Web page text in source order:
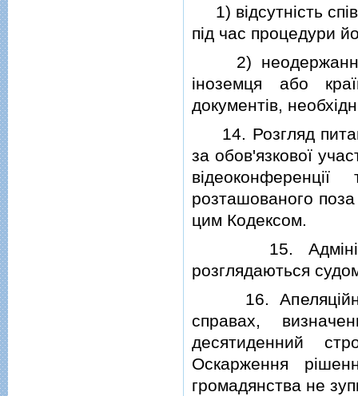
1) вiдсутнiсть
пiд час процедури
2) неодержання
iноземця або
документiв,
14. Розгляд
за обов'язкової
розташованого
цим Кодексом.
15.
розглядаються
16. Апеляцiйнi
справах,
десятиденний
Оскарження
громадянства не